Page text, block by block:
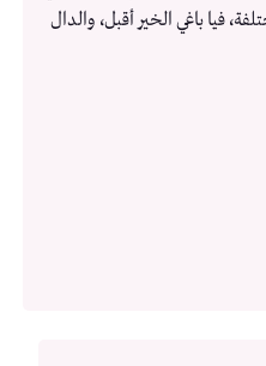
فيا باغي الخير أقبل، والدال